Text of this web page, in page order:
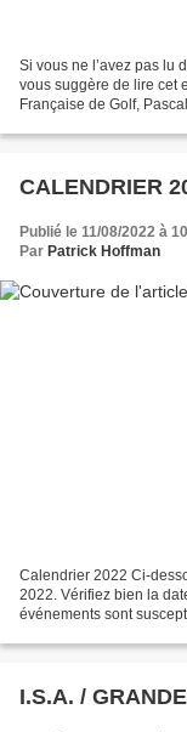
Si vous ne l’avez pas lu
vous suggère de lire cet
Française de Golf,
CALENDRIER
Publié le 11/08/2022 à
Par Patrick Hoffman
Calendrier 2022 Ci-
2022. Vérifiez bien la
événements sont
I.S.A. /